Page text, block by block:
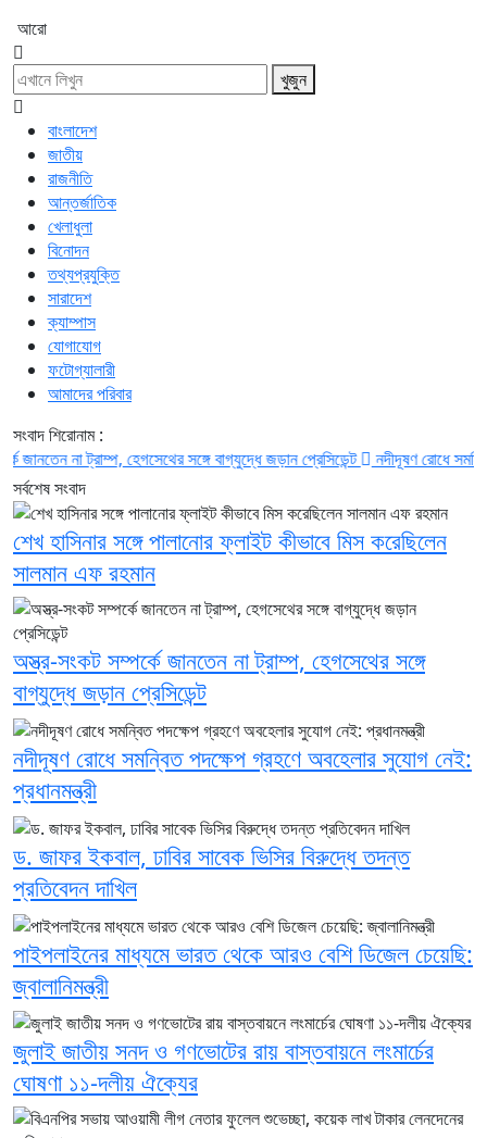
আরো
খুজুন
বাংলাদেশ
জাতীয়
রাজনীতি
আন্তর্জাতিক
খেলাধুলা
বিনোদন
তথ্যপ্রযুক্তি
সারাদেশ
ক্যাম্পাস
যোগাযোগ
ফটোগ্যালারী
আমাদের পরিবার
সংবাদ শিরোনাম :
না ট্রাম্প, হেগসেথের সঙ্গে বাগ্‌যুদ্ধে জড়ান প্রেসিডেন্ট নদীদূষণ রোধে সমন্বিত
সর্বশেষ সংবাদ
শেখ হাসিনার সঙ্গে পালানোর ফ্লাইট কীভাবে মিস করেছিলেন
সালমান এফ রহমান
অস্ত্র-সংকট সম্পর্কে জানতেন না ট্রাম্প, হেগসেথের সঙ্গে
বাগ্‌যুদ্ধে জড়ান প্রেসিডেন্ট
নদীদূষণ রোধে সমন্বিত পদক্ষেপ গ্রহণে অবহেলার সুযোগ নেই:
প্রধানমন্ত্রী
ড. জাফর ইকবাল, ঢাবির সাবেক ভিসির বিরুদ্ধে তদন্ত
প্রতিবেদন দাখিল
পাইপলাইনের মাধ্যমে ভারত থেকে আরও বেশি ডিজেল চেয়েছি:
জ্বালানিমন্ত্রী
জুলাই জাতীয় সনদ ও গণভোটের রায় বাস্তবায়নে লংমার্চের
ঘোষণা ১১-দলীয় ঐক্যের